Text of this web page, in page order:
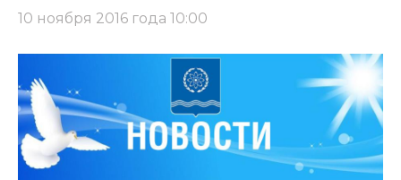
10 ноября 2016 года 10:00